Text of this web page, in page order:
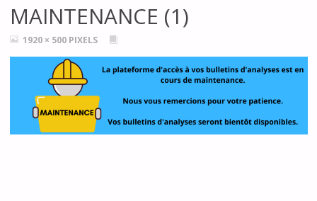
MAINTENANCE (1)
FULL1920 × 500 PIXELS